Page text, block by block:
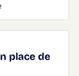
place de